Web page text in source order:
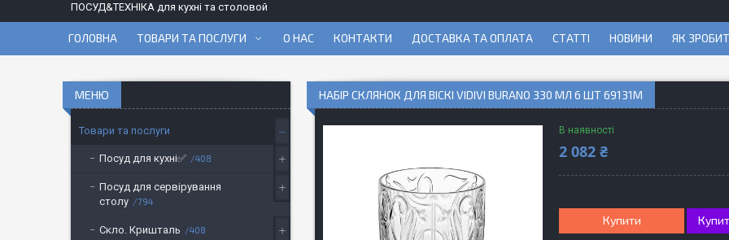
ПОСУД&ТЕХНІКА для кухні та столовой
ГОЛОВНА ТОВАРИ ТА ПОСЛУГИ О НАС КОНТАКТИ ДОСТАВКА ТА ОПЛАТА СТАТТІ НОВИНИ ЯК
НАБІР СКЛЯНОК ДЛЯ ВІСКІ VIDIVI BURANO 330 МЛ 6 ШТ 69131M
В наявності
2 082 ₴
Купити
Товари та послуги
Посуд для кухні✅ 408
Посуд для сервірування
столу
794
Скло. Кришталь 408